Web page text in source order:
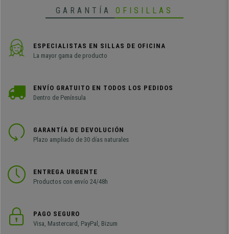
GARANTÍA OFISILLAS
ESPECIALISTAS EN SILLAS DE OFICINA
La mayor gama de producto
ENVÍO GRATUITO EN TODOS LOS PEDIDOS
Dentro de Península
GARANTÍA DE DEVOLUCIÓN
Plazo ampliado de 30 días naturales
ENTREGA URGENTE
Productos con envío 24/48h
PAGO SEGURO
Visa, Mastercard, PayPal, Bizum